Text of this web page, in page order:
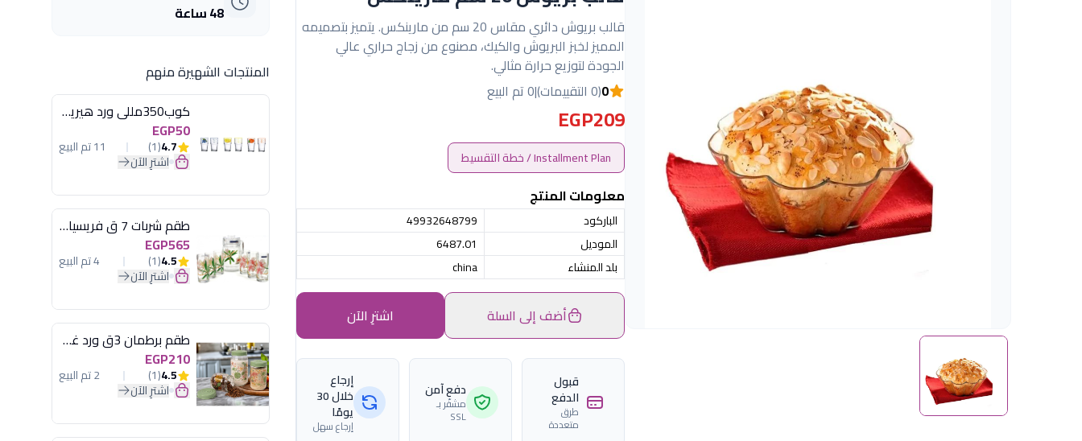
قالب بريوش دائري مقاس 20 سم من مارينكس. يتميز بتصميمه
المميز لخبز البريوش والكيك، مصنوع من زجاج حراري عالي
الجودة لتوزيع حرارة مثالي.
0(0 التقييمات) |0 تم البيع
EGP209
Installment Plan / خطة التقسيط
معلومات المنتج
الباركود
49932648799
الموديل
6487.01
بلد المنشاء
china
أضف إلى السلة اشترِ الآن
قبول
الدفع
طرق
متعددة
دفع آمن
مشفّر بـ
SSL
إرجاع
خلال 30
يومًا
إرجاع سهل
48 ساعة
المنتجات الشهيرة منهم
كوب350مللى ورد هيريفين
EGP50
4.7
(1) 11 تم البيع
اشترِ الآن
طقم شربات 7 ق فريسيا لومينارك
EGP565
4.5
(1) 4 تم البيع
اشترِ الآن
طقم برطمان 3ق ورد غطاء مينت جرين هيريفين
EGP210
4.5
(1) 2 تم البيع
اشترِ الآن